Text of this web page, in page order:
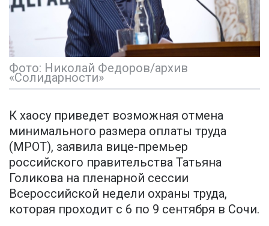
Фото: Николай Федоров/архив
«Солидарности»
К хаосу приведет возможная отмена
минимального размера оплаты труда
(МРОТ), заявила вице-премьер
российского правительства Татьяна
Голикова на пленарной сессии
Всероссийской недели охраны труда,
которая проходит с 6 по 9 сентября в Сочи.